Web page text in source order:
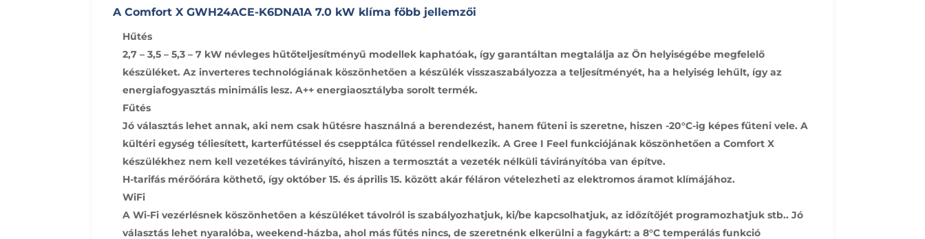
A Comfort X GWH24ACE-K6DNA1A 7.0 kW klíma főbb jellemzői
Hűtés
2,7 – 3,5 – 5,3 – 7 kW névleges hűtőteljesítményű modellek kaphatóak, így garantáltan megtalálja az Ön helyiségébe megfelelő
készüléket. Az inverteres technológiának köszönhetően a készülék visszaszabályozza a teljesítményét, ha a helyiség lehűlt, így az
energiafogyasztás minimális lesz. A++ energiaosztályba sorolt termék.
Fűtés
Jó választás lehet annak, aki nem csak hűtésre használná a berendezést, hanem fűteni is szeretne, hiszen -20°C-ig képes fűteni vele. A
kültéri egység téliesített, karterfűtéssel és csepptálca fűtéssel rendelkezik. A Gree I Feel funkciójának köszönhetően a Comfort X
készülékhez nem kell vezetékes távirányító, hiszen a termosztát a vezeték nélküli távirányítóba van építve.
H-tarifás mérőórára köthető, így október 15. és április 15. között akár féláron vételezheti az elektromos áramot klímájához.
WiFi
A Wi-Fi vezérlésnek köszönhetően a készüléket távolról is szabályozhatjuk, ki/be kapcsolhatjuk, az időzítőjét programozhatjuk stb.. Jó
választás lehet nyaralóba, weekend-házba, ahol más fűtés nincs, de szeretnénk elkerülni a fagykárt: a 8°C temperálás funkció